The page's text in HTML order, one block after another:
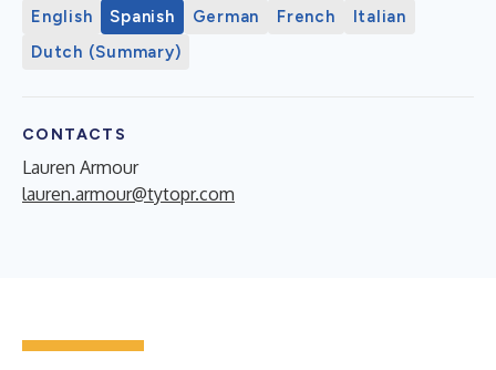
English Spanish German French
Italian
Dutch (Summary)
CONTACTS
Lauren Armour
lauren.armour@tytopr.com